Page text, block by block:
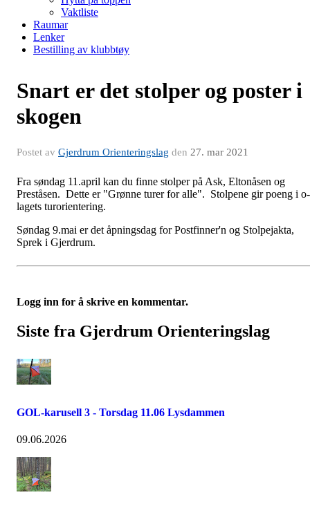
Vaktliste
Raumar
Lenker
Bestilling av klubbtøy
Snart er det stolper og poster i
skogen
Postet av Gjerdrum Orienteringslag den 27. mar 2021
Fra søndag 11.april kan du finne stolper på Ask, Eltonåsen og
Preståsen. Dette er "Grønne turer for alle". Stolpene gir poeng i o-
lagets turorientering.
Søndag 9.mai er det åpningsdag for Postfinner'n og Stolpejakta,
Sprek i Gjerdrum.
Logg inn for å skrive en kommentar.
Siste fra Gjerdrum Orienteringslag
GOL-karusell 3 - Torsdag 11.06 Lysdammen
09.06.2026